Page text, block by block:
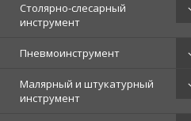
Столярно-слесарный
инструмент
Пневмоинструмент
Малярный и штукатурный
инструмент